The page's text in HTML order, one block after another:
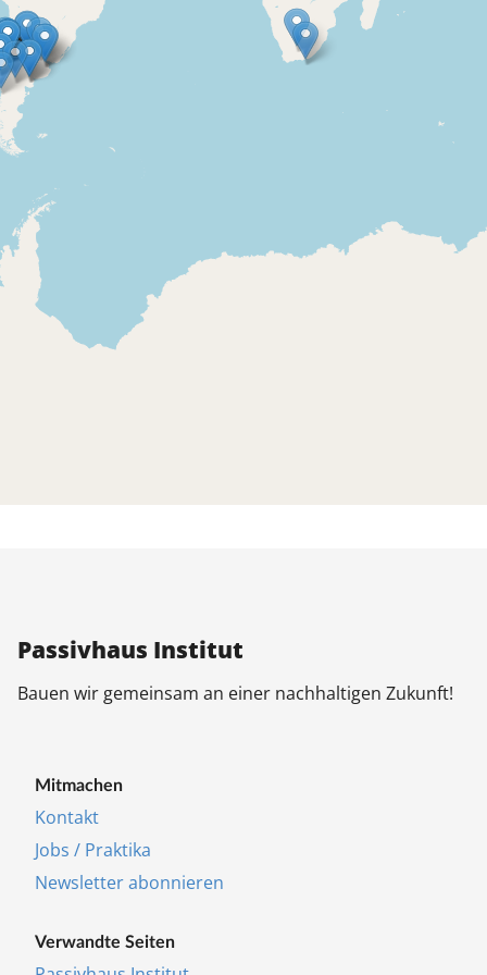
Pas­siv­haus In­sti­tut
Bau­en wir ge­mein­sam an ei­ner nach­hal­ti­gen Zu­kunft!
Mit­ma­chen
Kon­takt
Jobs / Prak­ti­ka
Newslet­ter abon­nie­ren
Ver­wand­te Sei­ten